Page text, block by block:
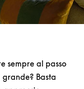
sempre al passo
grande? Basta